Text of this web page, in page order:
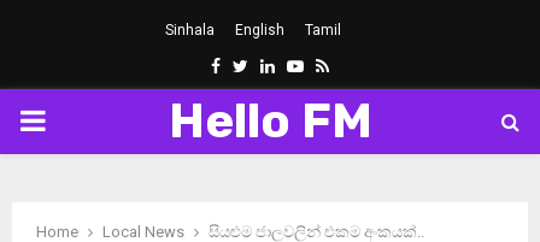
Sinhala English Tamil
Facebook
Twitter
LinkedinYoutube
Rss
PRIMARY
Hello FM
Home Local News සියළුම ජාලවලින් එකම අංකයක්..